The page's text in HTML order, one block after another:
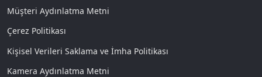
Müşteri Aydınlatma Metni
Çerez Politikası
Kişisel Verileri Saklama ve İmha Politikası
Kamera Aydınlatma Metni